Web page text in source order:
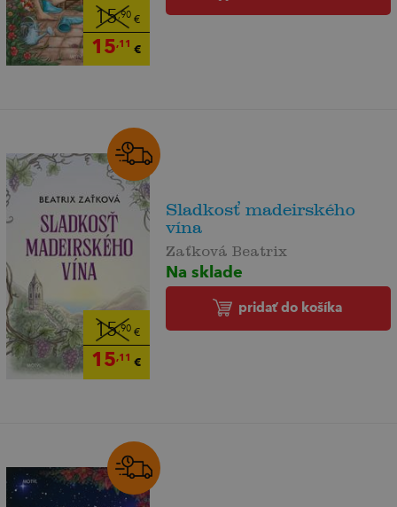
15,90€
15,11 €
15,90€
15,11 €
Sladkosť madeirského
vína
Zaťková Beatrix
Na sklade
pridať do košíka